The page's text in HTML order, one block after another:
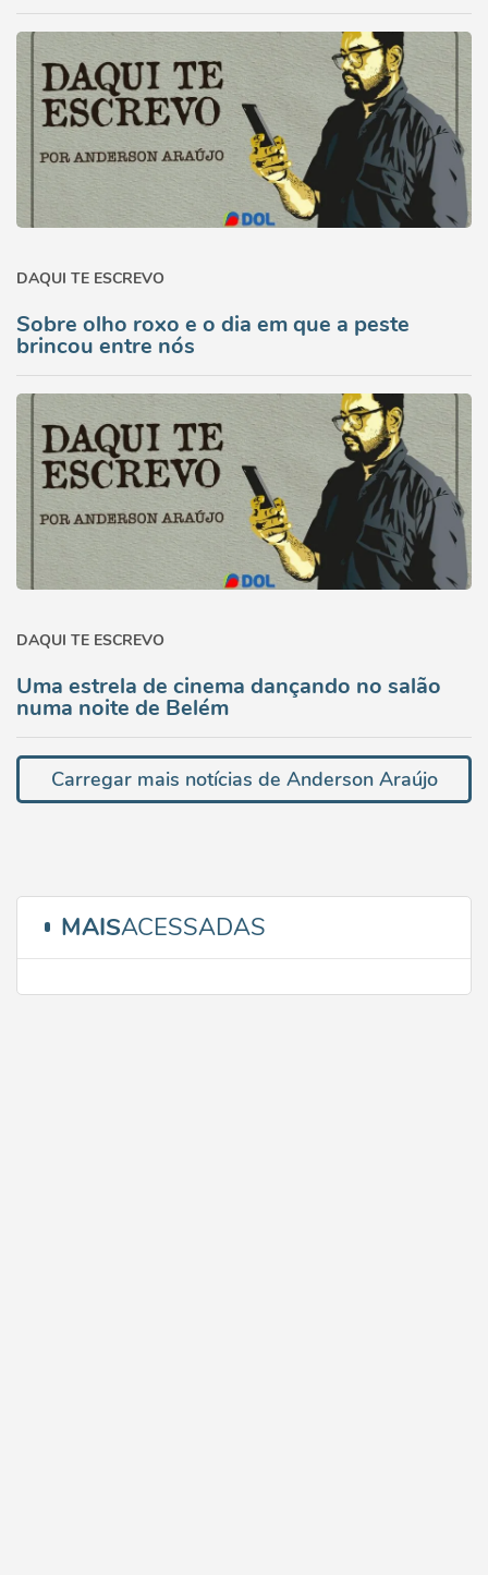
DAQUI TE ESCREVO
Sobre olho roxo e o dia em que a peste
brincou entre nós
DAQUI TE ESCREVO
Uma estrela de cinema dançando no salão
numa noite de Belém
Carregar mais notícias de Anderson Araújo
MAISACESSADAS